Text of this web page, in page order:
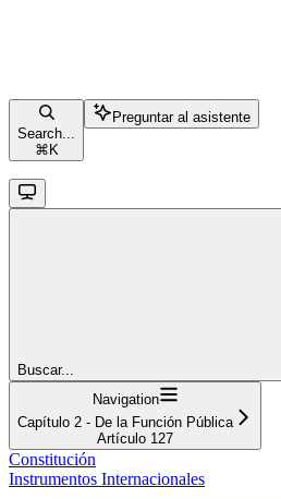
Search...
⌘ K
Preguntar al asistente
Buscar...
Navigation
Capítulo 2 - De la Función Pública
Artículo 127
Constitución
Instrumentos Internacionales